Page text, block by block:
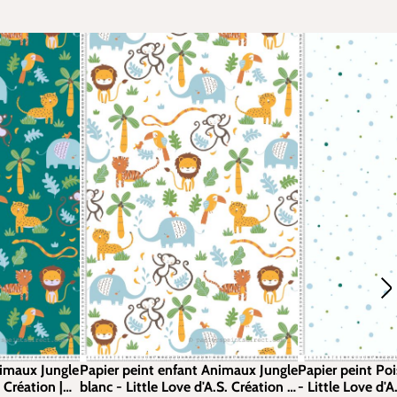
Jungle
|
Papier peint enfant Animaux Jungle
blanc - Little Love d'A.S. Création |
Papier peint
- Little Love